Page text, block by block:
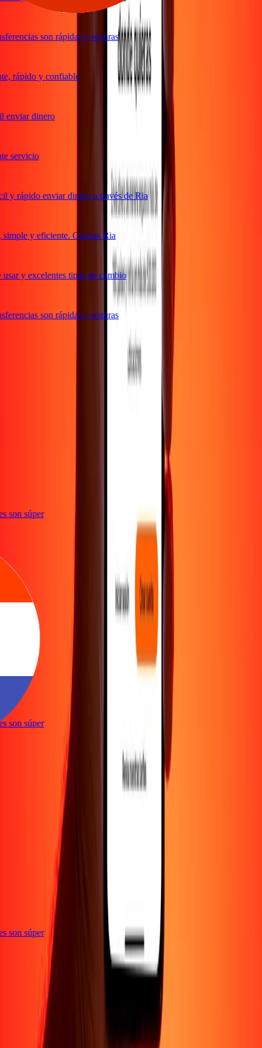
son rápidas y seguras
rápido y confiable
dinero
servicio
rápido enviar dinero a través de Ria
y eficiente. Gracias Ria
y excelentes tipos de cambio
son rápidas y seguras
son súper
son súper
son súper
Blog Corporativo